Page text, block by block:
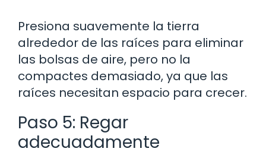
Presiona suavemente la tierra
alrededor de las raíces para eliminar
las bolsas de aire, pero no la
compactes demasiado, ya que las
raíces necesitan espacio para crecer.
Paso 5: Regar
adecuadamente